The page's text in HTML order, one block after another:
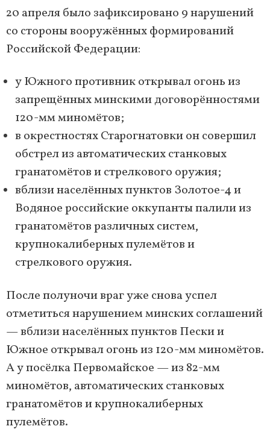
20 апреля было зафиксировано 9 нарушений
со стороны вооружённых формирований
Российской Федерации:
у Южного противник открывал огонь из
запрещённых минскими договорённостями
120-мм миномётов;
в окрестностях Старогнатовки он совершил
обстрел из автоматических станковых
гранатомётов и стрелкового оружия;
вблизи населённых пунктов Золотое-4 и
Водяное российские оккупанты палили из
гранатомётов различных систем,
крупнокалиберных пулемётов и
стрелкового оружия.
После полуночи враг уже снова успел
отметиться нарушением минских соглашений
— вблизи населённых пунктов Пески и
Южное открывал огонь из 120-мм миномётов.
А у посёлка Первомайское — из 82-мм
миномётов, автоматических станковых
гранатомётов и крупнокалиберных
пулемётов.